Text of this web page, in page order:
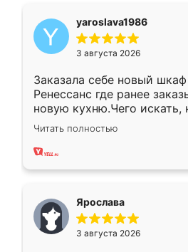
yaroslava1986
3 августа 2026
Заказала себе новый
Ренессанс где ранее
новую кухню.Чего искать,
вполне довольна. Служит
два года, нареканий нет.
Читать полностью
Ярослава
3 августа 2026